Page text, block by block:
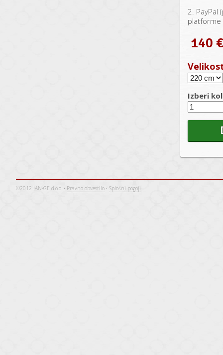
2. PayPal
platforme
140
Izberi
©2012 JAN-GE d.o.o. • Pravno obvestilo • Splošni pogoji